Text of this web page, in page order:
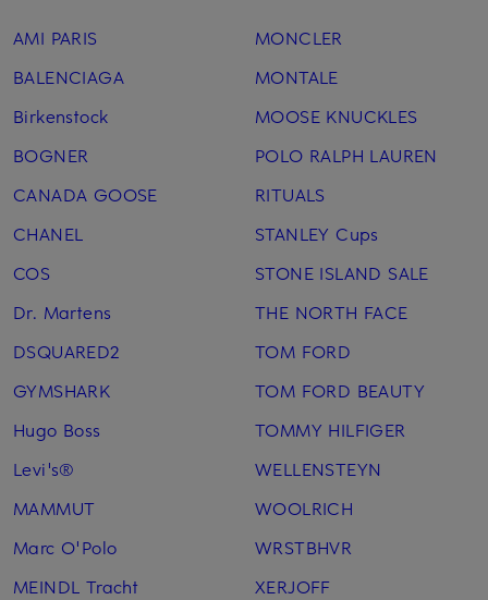
AMI PARIS
BALENCIAGA
Birkenstock
BOGNER
CANADA GOOSE
CHANEL
COS
Dr. Martens
DSQUARED2
GYMSHARK
Hugo Boss
Levi's®
MAMMUT
Marc O'Polo
MEINDL Tracht
MONCLER
MONTALE
MOOSE KNUCKLES
POLO RALPH LAUREN
RITUALS
STANLEY Cups
STONE ISLAND SALE
THE NORTH FACE
TOM FORD
TOM FORD BEAUTY
TOMMY HILFIGER
WELLENSTEYN
WOOLRICH
WRSTBHVR
XERJOFF